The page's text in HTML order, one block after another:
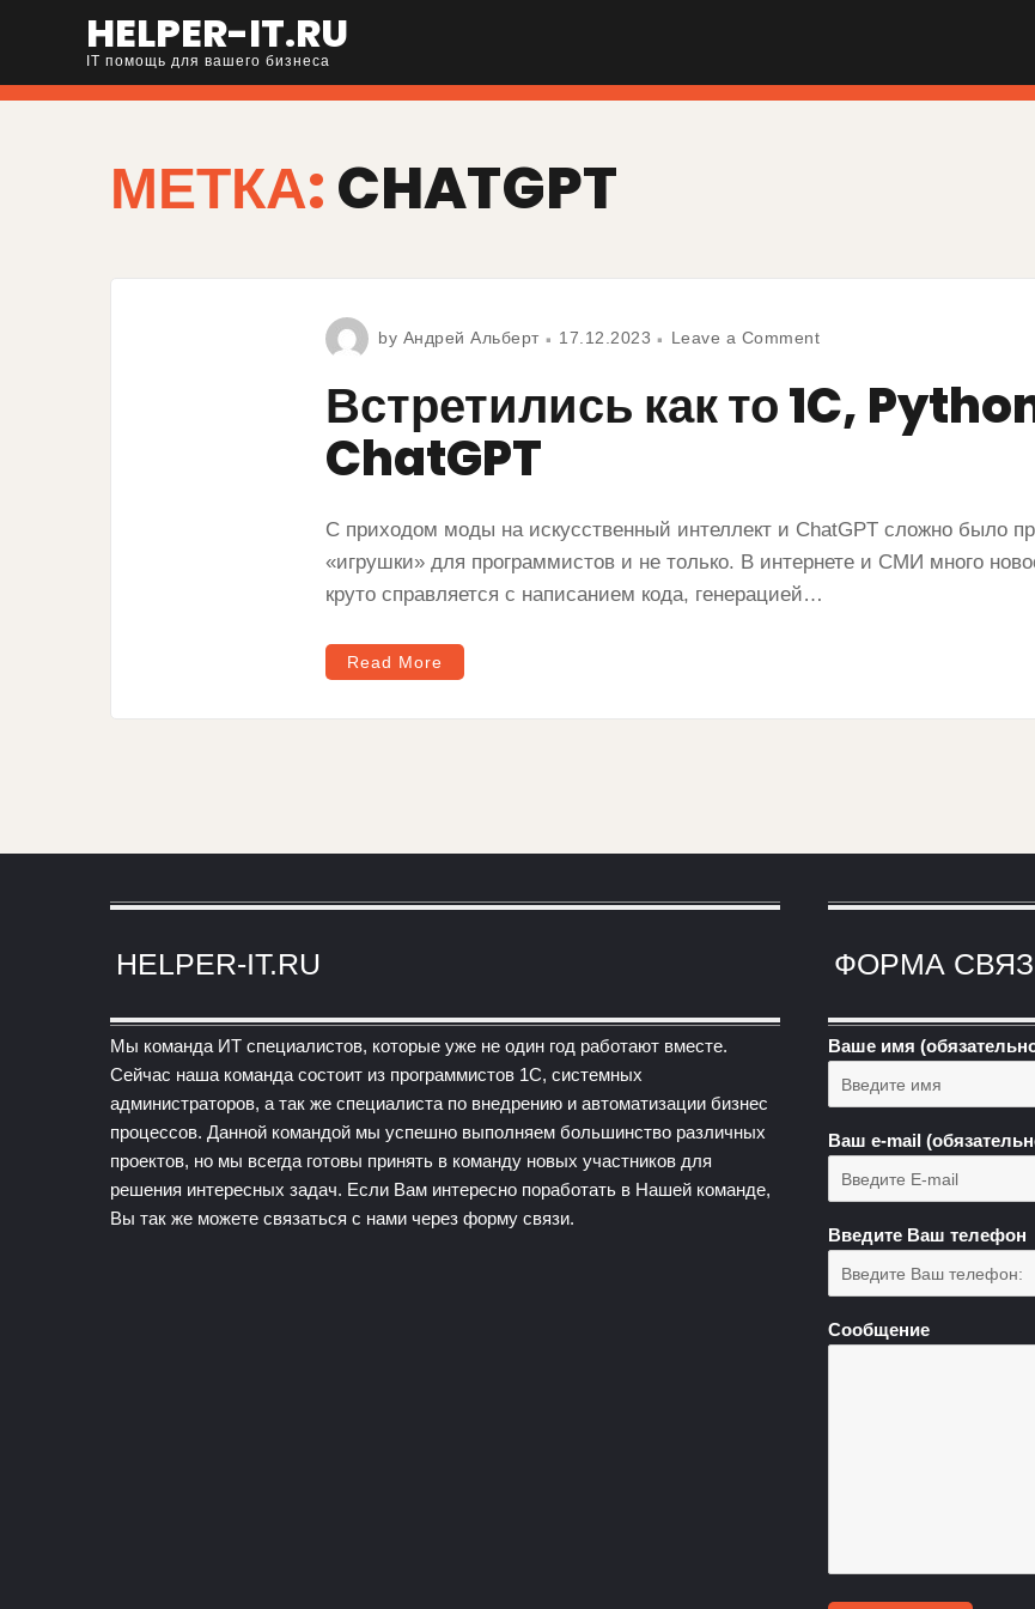
HELPER-IT.RU
IT помощь для вашего бизнеса
МЕТКА:CHATGPT
by Андрей Альберт 17.12.2023 Leave a Comment
Встретились как то 1C,
ChatGPT
С приходом моды на искусственный интеллект и ChatGPT сложно было
«игрушки» для программистов и не только. В интернете и СМИ много
круто справляется с написанием кода, генерацией…
Read More
HELPER-IT.RU
Мы команда ИТ специалистов, которые уже не один год работают вместе.
Сейчас наша команда состоит из программистов 1С, системных
администраторов, а так же специалиста по внедрению и автоматизации бизнес
процессов. Данной командой мы успешно выполняем большинство различных
проектов, но мы всегда готовы принять в команду новых участников для
решения интересных задач. Если Вам интересно поработать в Нашей команде,
Вы так же можете связаться с нами через форму связи.
ФОРМА
Ваше имя
Ваш e-mail
Введите Ваш телефон
Сообщение